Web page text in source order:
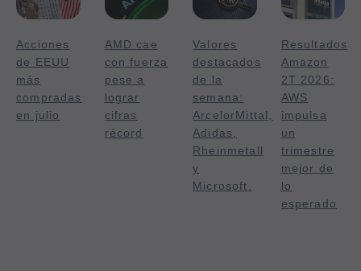
Acciones
de EEUU
más
compradas
en julio
AMD cae
con fuerza
pese a
lograr
cifras
récord
Valores
destacados
de la
semana:
ArcelorMittal,
Adidas,
Rheinmetall
y
Microsoft.
Resultados
Amazon
2T 2026:
AWS
impulsa
un
trimestre
mejor de
lo
esperado